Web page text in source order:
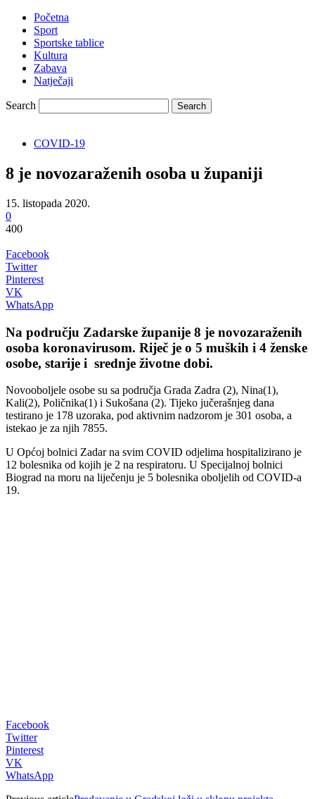
Početna
Sport
Sportske tablice
Kultura
Zabava
Natječaji
Search
COVID-19
8 je novozaraženih osoba u županiji
15. listopada 2020.
0
400
Facebook
Twitter
Pinterest
VK
WhatsApp
Na području Zadarske županije 8 je novozaraženih
osoba koronavirusom. Riječ je o 5 muških i 4 ženske
osobe, starije i srednje životne dobi.
Novooboljele osobe su sa područja Grada Zadra (2), Nina(1),
Kali(2), Poličnika(1) i Sukošana (2). Tijeko jučerašnjeg dana
testirano je 178 uzoraka, pod aktivnim nadzorom je 301 osoba, a
istekao je za njih 7855.
U Općoj bolnici Zadar na svim COVID odjelima hospitalizirano je
12 bolesnika od kojih je 2 na respiratoru. U Specijalnoj bolnici
Biograd na moru na liječenju je 5 bolesnika oboljelih od COVID-a
19.
Facebook
Twitter
Pinterest
VK
WhatsApp